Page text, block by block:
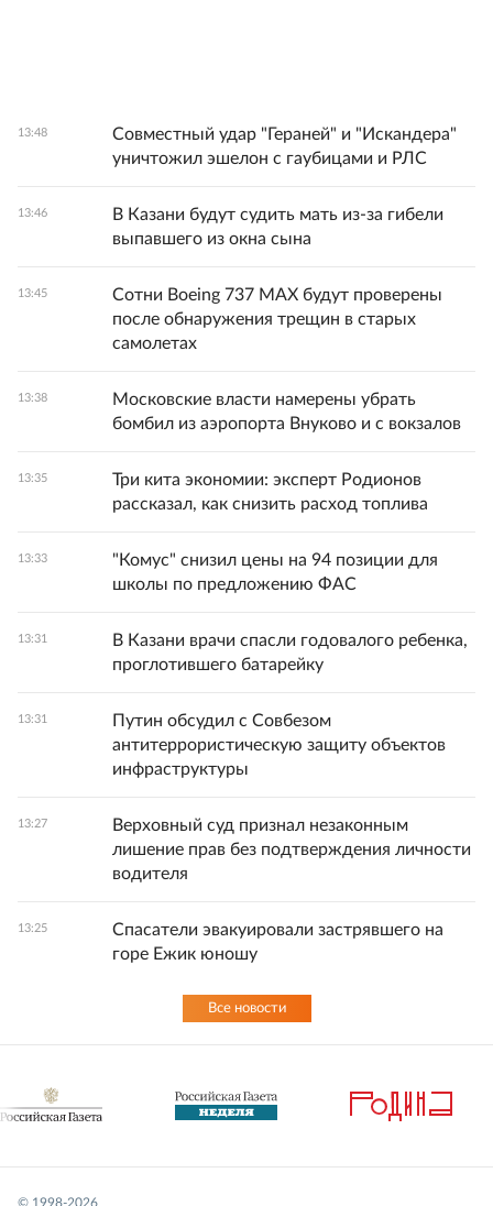
13:48
Совместный удар "Гераней" и "Искандера"
уничтожил эшелон с гаубицами и РЛС
13:46
В Казани будут судить мать из-за гибели
выпавшего из окна сына
13:45
Сотни Boeing 737 MAX будут проверены
после обнаружения трещин в старых
самолетах
13:38
Московские власти намерены убрать
бомбил из аэропорта Внуково и с вокзалов
13:35
Три кита экономии: эксперт Родионов
рассказал, как снизить расход топлива
13:33
"Комус" снизил цены на 94 позиции для
школы по предложению ФАС
13:31
В Казани врачи спасли годовалого ребенка,
проглотившего батарейку
13:31
Путин обсудил с Совбезом
антитеррористическую защиту объектов
инфраструктуры
13:27
Верховный суд признал незаконным
лишение прав без подтверждения личности
водителя
13:25
Спасатели эвакуировали застрявшего на
горе Ежик юношу
Все новости
© 1998-2026